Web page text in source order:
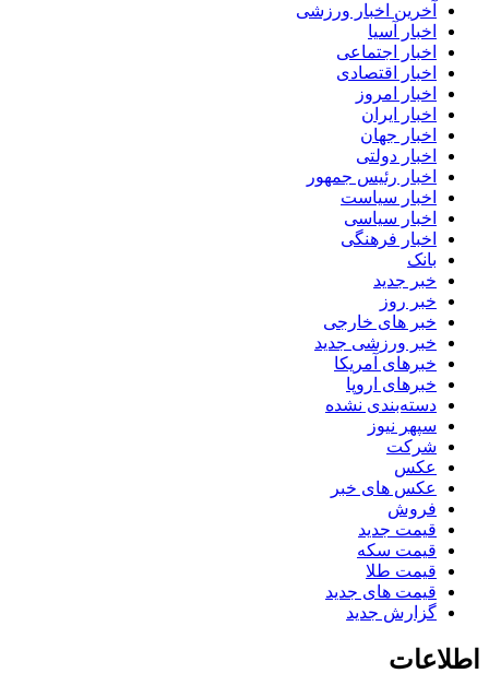
آخرین اخبار ورزشی
اخبار آسیا
اخبار اجتماعی
اخبار اقتصادی
اخبار امروز
اخبار ایران
اخبار جهان
اخبار دولتی
اخبار رئیس جمهور
اخبار سیاست
اخبار سیاسی
اخبار فرهنگی
بانک
خبر جدید
خبر روز
خبر های خارجی
خبر ورزشی جدید
خبرهای آمریکا
خبرهای اروپا
دسته‌بندی نشده
سپهر نیوز
شرکت
عکس
عکس های خبر
فروش
قیمت جدید
قیمت سکه
قیمت طلا
قیمت های جدید
گزارش جدید
اطلاعات